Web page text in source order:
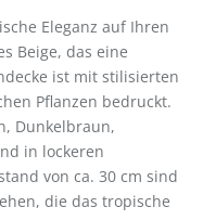
Eleganz auf Ihren
Beige, das eine
ist mit stilisierten
Pflanzen bedruckt.
Dunkelbraun,
in lockeren
von ca. 30 cm sind
die das tropische